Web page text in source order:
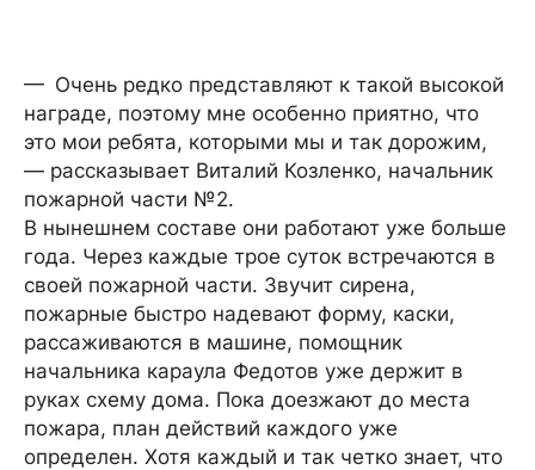
— Очень редко представляют к такой высокой
награде, поэтому мне особенно приятно, что
это мои ребята, которыми мы и так дорожим,
— рассказывает Виталий Козленко, начальник
пожарной части №2.
В нынешнем составе они работают уже больше
года. Через каждые трое суток встречаются в
своей пожарной части. Звучит сирена,
пожарные быстро надевают форму, каски,
рассаживаются в машине, помощник
начальника караула Федотов уже держит в
руках схему дома. Пока доезжают до места
пожара, план действий каждого уже
определен. Хотя каждый и так четко знает, что